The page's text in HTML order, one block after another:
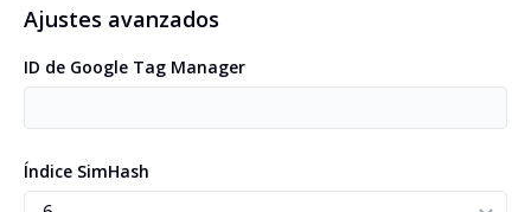
Ajustes avanzados
ID de Google Tag Manager
Índice SimHash